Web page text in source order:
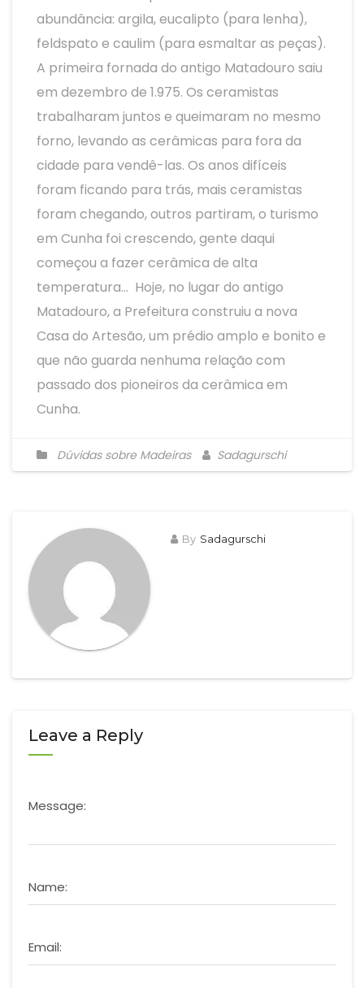
abundância: argila, eucalipto (para lenha),
feldspato e caulim (para esmaltar as peças).
A primeira fornada do antigo Matadouro saiu
em dezembro de 1.975. Os ceramistas
trabalharam juntos e queimaram no mesmo
forno, levando as cerâmicas para fora da
cidade para vendê-las. Os anos difíceis
foram ficando para trás, mais ceramistas
foram chegando, outros partiram, o turismo
em Cunha foi crescendo, gente daqui
começou a fazer cerâmica de alta
temperatura… Hoje, no lugar do antigo
Matadouro, a Prefeitura construiu a nova
Casa do Artesão, um prédio amplo e bonito e
que não guarda nenhuma relação com
passado dos pioneiros da cerâmica em
Cunha.
Dúvidas sobre Madeiras Sadagurschi
By Sadagurschi
Leave a Reply
Message:
Name:
Email: